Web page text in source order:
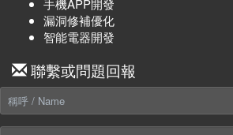
手機APP開發
漏洞修補優化
智能電器開發
聯繫或問題回報